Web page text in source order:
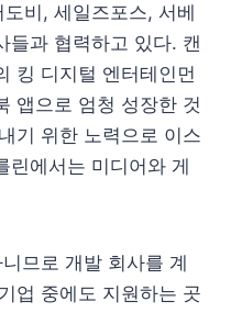
비, 세일즈포스, 서베
들과 협력하고 있다. 캔
킹 디지털 엔터테인먼
앱으로 엄청 성장한 것
기 위한 노력으로 이스
린에서는 미디어와 게
므로 개발 회사를 계
업 중에도 지원하는 곳